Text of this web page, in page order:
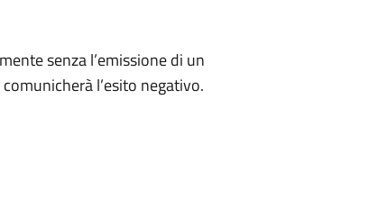
senza l’emissione di un
l’esito negativo.